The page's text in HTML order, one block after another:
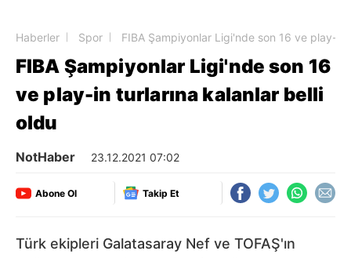
Haberler Spor FIBA Şampiyonlar Ligi'nde son 16 ve play-in
FIBA Şampiyonlar Ligi'nde son 16
ve play-in turlarına kalanlar belli
oldu
NotHaber 23.12.2021 07:02
Abone Ol Takip Et
Türk ekipleri Galatasaray Nef ve TOFAŞ'ın